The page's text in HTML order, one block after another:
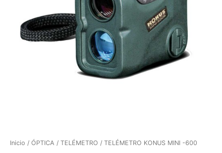
Inicio / ÓPTICA / TELÉMETRO / TELÉMETRO KONUS MINI -600